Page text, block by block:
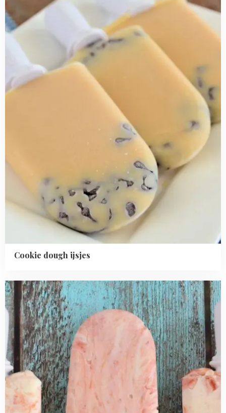
Cookie dough ijsjes
about
Cookie
ijsjes
Read
more
about
Rabarber-
aardbei
yoghurt
ijsjes